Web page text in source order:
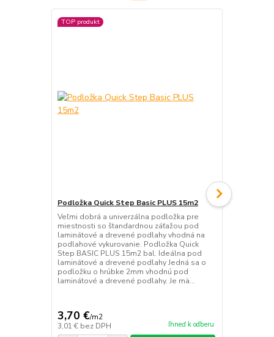
TOP produkt
Podložka Quick Step Basic PLUS 15m2
Veľmi dobrá a univerzálna podložka pre
miestnosti so štandardnou záťažou pod
laminátové a drevené podlahy vhodná na
podlahové vykurovanie. Podložka Quick
Step BASIC PLUS 15m2 bal. Ideálna pod
laminátové a drevené podlahy Jedná sa o
podložku o hrúbke 2mm vhodnú pod
laminátové a drevené podlahy. Je mä...
3,70 €/m2
3,01 € bez DPH Ihneď k odberu
Podložka